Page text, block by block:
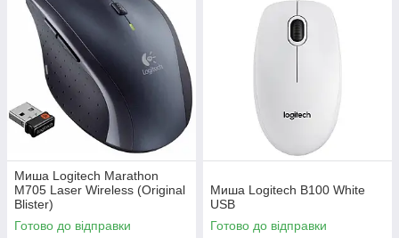
Миша Logitech Marathon
M705 Laser Wireless (Original
Blister)
Готово до відправки
Миша Logitech B100 White
USB
Готово до відправки